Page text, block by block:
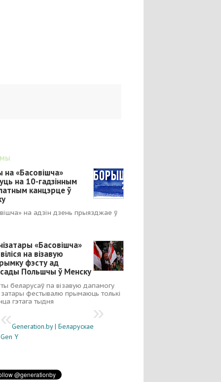
на «Басовішча»
на 10-гадзінным
канцэрце ў
на адзін дзень прыязджае ў
«Басовішча»
на візавую
фэсту ад
Польшчы ў Менску
беларусаў па візавую дапамогу
фестывалю прымаюць толькі
гэтага тыдня
Generation.by | Беларускае
Gen Y